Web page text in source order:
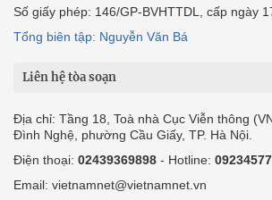
Số giấy phép: 146/GP-BVHTTDL, cấp ngày
Tổng biên tập: Nguyễn Văn Bá
Liên hệ tòa soạn
Địa chỉ: Tầng 18, Toà nhà Cục Viễn thông
Đình Nghệ, phường Cầu Giấy, TP. Hà Nội.
Điện thoại: 02439369898 - Hotline:
Email: vietnamnet@vietnamnet.vn